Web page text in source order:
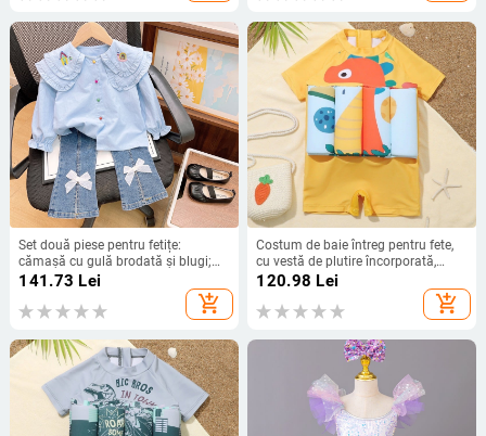
Set două piese pentru fetițe:
cămașă cu gulă brodată și blugi;
material poliester moale; 50%
poliester; mâneci lungi; culoare uni;
primăvară–toamnă
141.73 Lei
add_shopping_cart
Costum de baie întreg pentru fete,
cu vestă de plutire încorporată,
pentru 3–6 ani, material poliester
cu căptușeală din nailon, greutate
țesătură 200 g/m2
120.98 Lei
add_shopping_cart